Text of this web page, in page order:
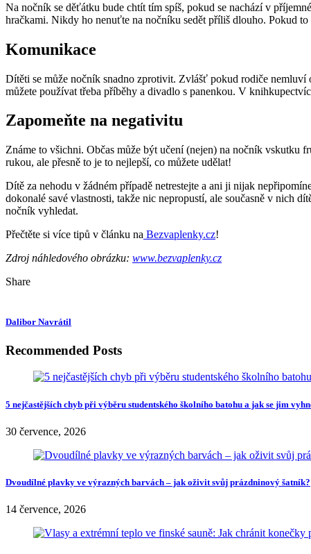
Na nočník se děťátku bude chtít tím spíš, pokud se nachází v
hračkami. Nikdy ho nenuťte na nočníku sedět příliš dlouho. Pokud
Komunikace
Dítěti se může nočník snadno zprotivit. Zvlášť pokud rodiče
můžete používat třeba příběhy a divadlo s panenkou. V
Zapomeňte na negativitu
Známe to všichni. Občas může být učení (nejen) na nočník vskutku
rukou, ale přesně to je to nejlepší, co můžete udělat!
Dítě za nehodu v žádném případě netrestejte a ani ji nijak
dokonalé savé vlastnosti, takže nic nepropustí, ale současně v nich
nočník vyhledat.
Přečtěte si více tipů v článku na Bezvaplenky.cz!
Zdroj náhledového obrázku: www.bezvaplenky.cz
Share
Dalibor Navrátil
Recommended Posts
5 nejčastějších chyb při výběru studentského školního batohu a jak se jim
30 července, 2026
Dvoudílné plavky ve výrazných barvách – jak oživit svůj prázdninový šatník?
14 července, 2026